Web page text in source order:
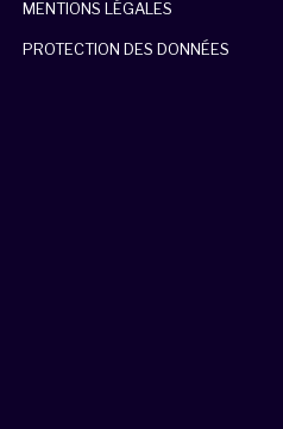
MENTIONS LÉGALES
PROTECTION DES DONNÉES